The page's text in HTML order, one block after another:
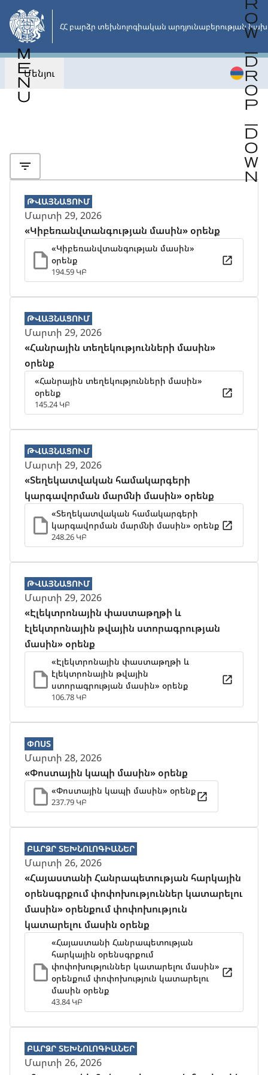
Անցնել
հիմնական
բովանդակությանը
ՀՀ բարձր տեխնոլոգիական արդյունաբերության
Մենյու
ԹՎԱՅՆԱՑՈՒՄ
Մարտի 29, 2026
«Կիբեռանվտանգության մասին» օրենք
«Կիբեռանվտանգության մասին»
օրենք
194.59 ԿԲ
ԹՎԱՅՆԱՑՈՒՄ
Մարտի 29, 2026
«Հանրային տեղեկությունների մասին»
օրենք
«Հանրային տեղեկությունների մասին»
օրենք
145.24 ԿԲ
ԹՎԱՅՆԱՑՈՒՄ
Մարտի 29, 2026
«Տեղեկատվական համակարգերի
կարգավորման մարմնի մասին» օրենք
«Տեղեկատվական համակարգերի
կարգավորման մարմնի մասին» օրենք
248.26 ԿԲ
ԹՎԱՅՆԱՑՈՒՄ
Մարտի 29, 2026
«Էլեկտրոնային փաստաթղթի և
էլեկտրոնային թվային ստորագրության
մասին» օրենք
«Էլեկտրոնային փաստաթղթի և
էլեկտրոնային թվային
ստորագրության մասին» օրենք
106.78 ԿԲ
ՓՈՍՏ
Մարտի 28, 2026
«Փոստային կապի մասին» օրենք
«Փոստային կապի մասին» օրենք
237.79 ԿԲ
ԲԱՐՁՐ ՏԵԽՆՈԼՈԳԻԱՆԵՐ
Մարտի 26, 2026
«Հայաստանի Հանրապետության հարկային
օրենսգրքում փոփոխություններ կատարելու
մասին» օրենքում փոփոխություն
կատարելու մասին օրենք
«Հայաստանի Հանրապետության
հարկային օրենսգրքում
փոփոխություններ կատարելու մասին»
օրենքում փոփոխություն կատարելու
մասին օրենք
43.84 ԿԲ
ԲԱՐՁՐ ՏԵԽՆՈԼՈԳԻԱՆԵՐ
Մարտի 26, 2026